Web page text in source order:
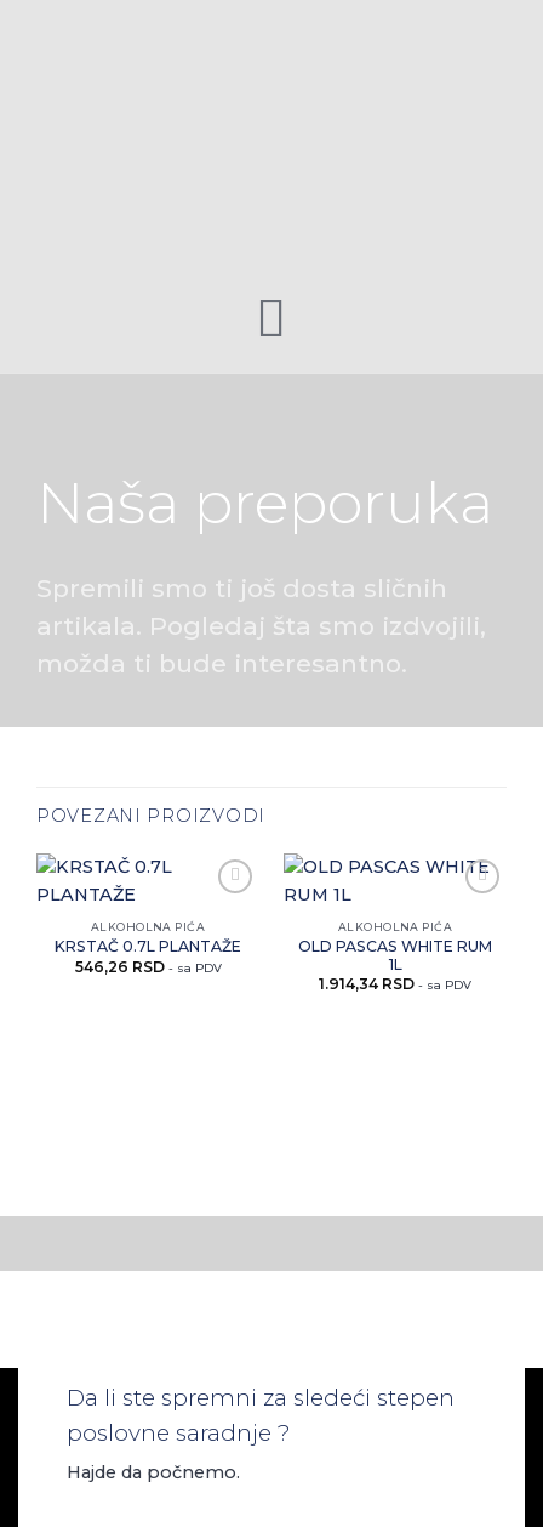
Naša preporuka
Spremili smo ti još dosta sličnih
artikala. Pogledaj šta smo izdvojili,
možda ti bude interesantno.
POVEZANI PROIZVODI
artikal
ALKOHOLNA PIĆA
KRSTAČ 0.7L PLANTAŽE
546,26 RSD - sa PDV
artikal
ALKOHOLNA PIĆA
OLD PASCAS WHITE RUM
1L
1.914,34 RSD - sa PDV
Da li ste spremni za sledeći stepen
poslovne saradnje ?
Hajde da počnemo.